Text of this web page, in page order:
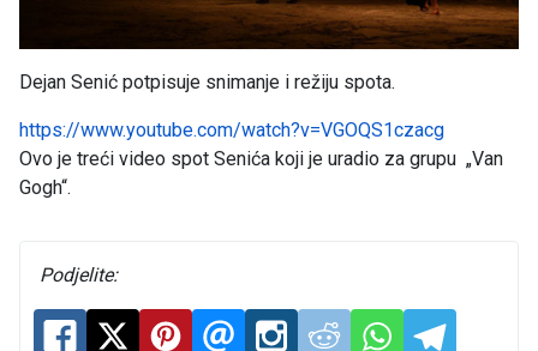
Dejan Senić potpisuje snimanje i režiju spota.
https://www.youtube.com/watch?v=VGOQS1czacg
Ovo je treći video spot Senića koji je uradio za grupu „Van
Gogh“.
Podjelite: